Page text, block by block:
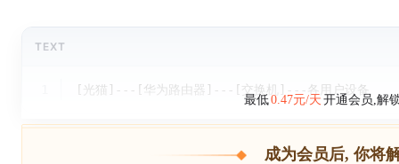
TEXT
[光猫]---[华为路由器]---[交换机]---各用户设备
最低0.47元/天 开通会员,解
成为会员后, 你将